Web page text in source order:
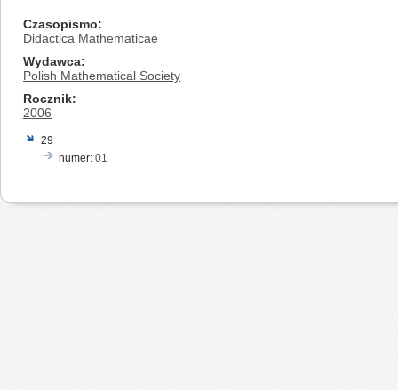
Czasopismo
Didactica Mathematicae
Wydawca
Polish Mathematical Society
Rocznik
2006
29
numer: 01